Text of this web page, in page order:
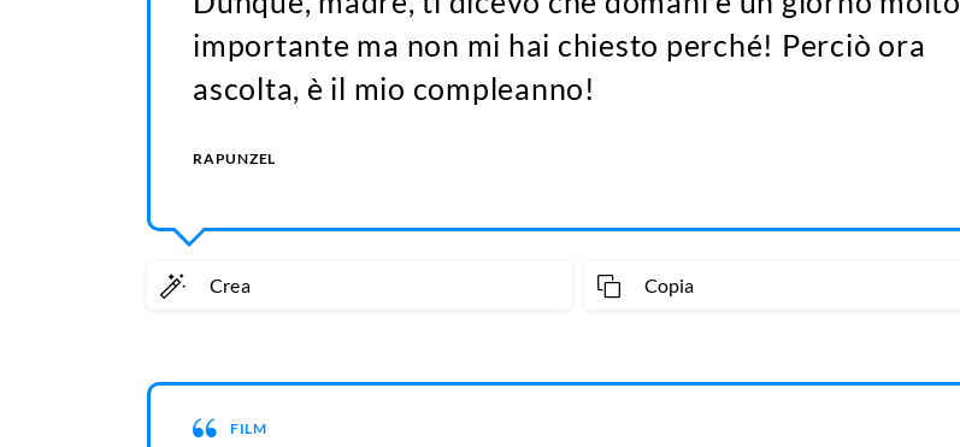
importante ma non mi hai chiesto perché! Perciò ora
ascolta, è il mio compleanno!
RAPUNZEL
Crea Copia
FILM